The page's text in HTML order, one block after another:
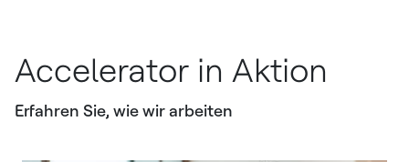
Accelerator in Aktion
Erfahren Sie, wie wir arbeiten